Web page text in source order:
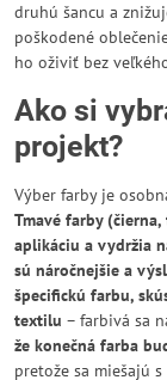
druhú šancu a
poškodené
ho oživiť bez
Ako si
projekt?
Výber farby je
Tmavé farby
aplikáciu a vydržia
sú náročnejšie a
špecifickú farbu,
textilu – farbivá sa
že konečná farba
pretože sa miešajú